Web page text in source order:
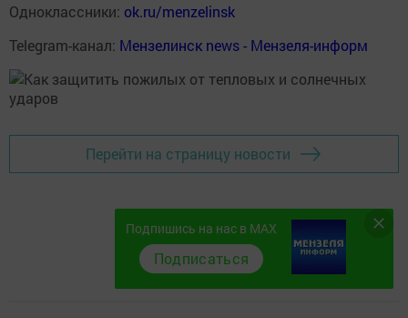
Одноклассники: ok.ru/menzelinsk
Telegram-канал: Мензелинск news - Мензеля-информ
Перейти на страницу новости
Подпишись на нас в MAX
Подписаться